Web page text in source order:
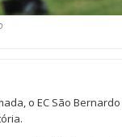
o EC São